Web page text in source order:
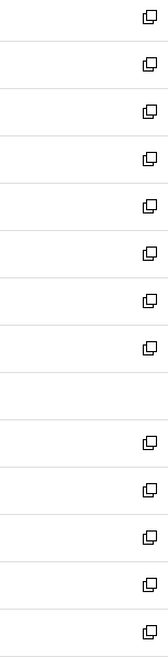
ド
ウ
で
開
く
ィ
ン
ド
ウ
で
開
く
い
ウ
ィ
ン
ド
ウ
で
開
く
新
し
い
ウ
ィ
ン
ド
ウ
で
開
く
新
し
い
ウ
ィ
ン
ド
ウ
で
開
く
新
し
い
ウ
ィ
ン
ド
ウ
で
開
く
新
し
い
ウ
ィ
ン
ド
ウ
で
開
新
し
い
ウ
ィ
ン
ド
ウ
開
く
新
し
い
ウ
ィ
ン
ウ
で
開
く
新
し
い
ウ
ン
ド
ウ
で
開
く
新
し
ウ
ィ
ン
ド
ウ
で
開
く
新
し
い
ウ
ィ
ン
ド
ウ
で
新
し
い
ウ
ィ
ン
ド
新
し
い
ウ
ィ
新
し
い
新